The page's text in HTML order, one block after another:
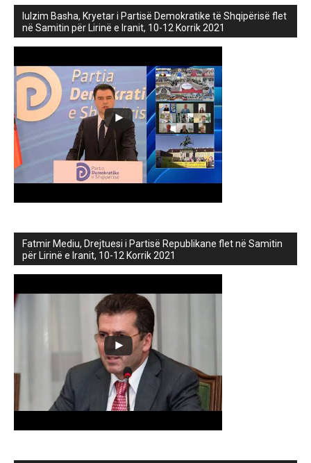
lulzim Basha, Kryetar i Partisë Demokratike të Shqipërisë flet
në Samitin për Lirinë e Iranit, 10-12 Korrik 2021
Fatmir Mediu, Drejtuesi i Partisë Republikane flet në Samitin
për Lirinë e Iranit, 10-12 Korrik 2021